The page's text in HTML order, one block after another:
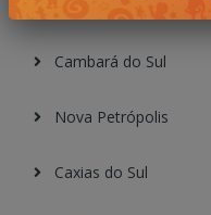
Cambará do Sul
Nova Petrópolis
Caxias do Sul